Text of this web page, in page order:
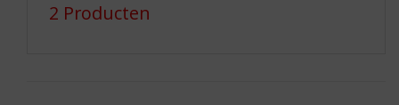
2 Producten